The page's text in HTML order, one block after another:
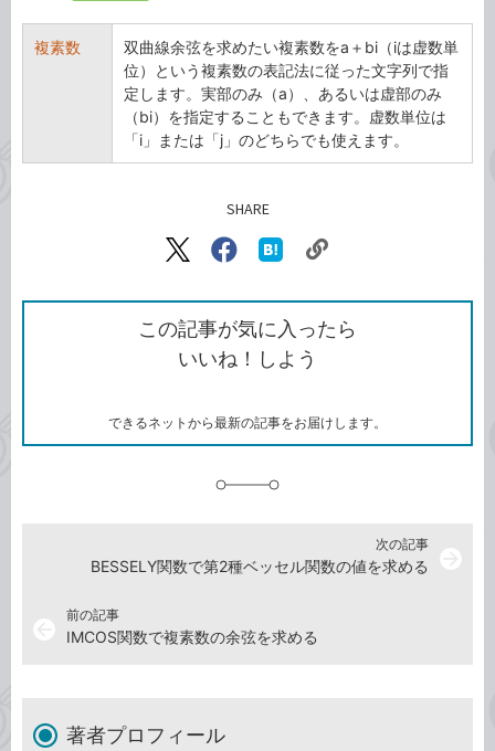
複素数
双曲線余弦を求めたい複素数をa＋bi（iは虚数単
位）という複素数の表記法に従った文字列で指
定します。実部のみ（a）、あるいは虚部のみ
（bi）を指定することもできます。虚数単位は
「i」または「j」のどちらでも使えます。
SHARE
X（旧
で
シ
ェ
ア
Facebook
シ
ェ
ア
な
ッ
ク
ク
ク
を
コ
この記事が気に入ったら
いいね！しよう
できるネットから最新の記事をお届けします。
前の記事
IMCOS関数で複素数の余弦を求める
次の記事
BESSELY関数で第2種ベッセル関数の値を求める
著者プロフィール